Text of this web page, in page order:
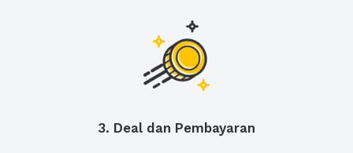
3. Deal dan Pembayaran